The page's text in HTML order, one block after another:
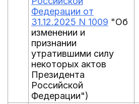
Федерации от
31.12.2025 N 1009 "Об
изменении и
признании
утратившими силу
некоторых актов
Президента
Российской
Федерации")